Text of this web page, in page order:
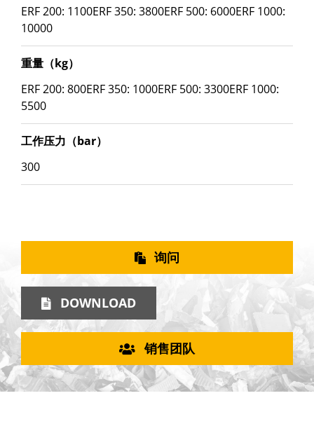
ERF 200: 1100ERF 350: 3800ERF 500: 6000ERF 1000:
10000
重量（kg）
ERF 200: 800ERF 350: 1000ERF 500: 3300ERF 1000:
5500
工作压力（bar）
300
询问
DOWNLOAD
销售团队